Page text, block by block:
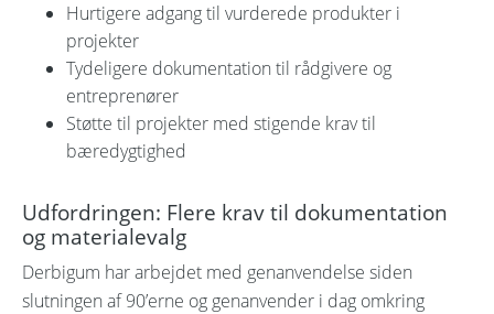
Hurtigere adgang til vurderede produkter i
projekter
Tydeligere dokumentation til rådgivere og
entreprenører
Støtte til projekter med stigende krav til
bæredygtighed
Udfordringen: Flere krav til dokumentation
og materialevalg
Derbigum har arbejdet med genanvendelse siden
slutningen af 90’erne og genanvender i dag omkring